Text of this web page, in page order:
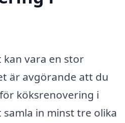
vara en stor
är avgörande att du
köksrenovering i
in minst tre olika